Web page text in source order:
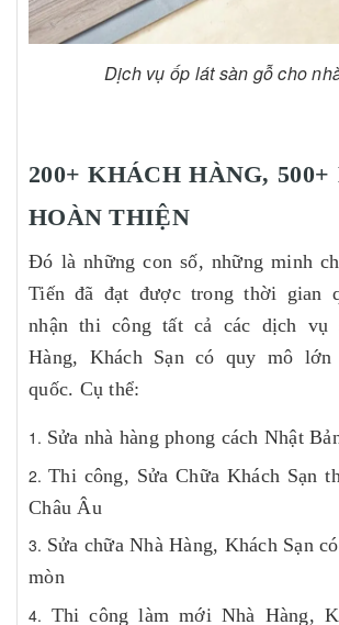
Dịch vụ ốp lát sàn gỗ cho
200+ KHÁCH HÀNG,
HOÀN THIỆN
Đó là những con số, những minh
Tiến đã đạt được trong thời gian
nhận thi công tất cả các dịch vụ
Hàng, Khách Sạn có quy mô lớn
quốc. Cụ thể:
Sửa nhà hàng phong cách Nhật
Thi công, Sửa Chữa Khách Sạn
Châu Âu
Sửa chữa Nhà Hàng, Khách Sạn
mòn
Thi công làm mới Nhà Hàng,